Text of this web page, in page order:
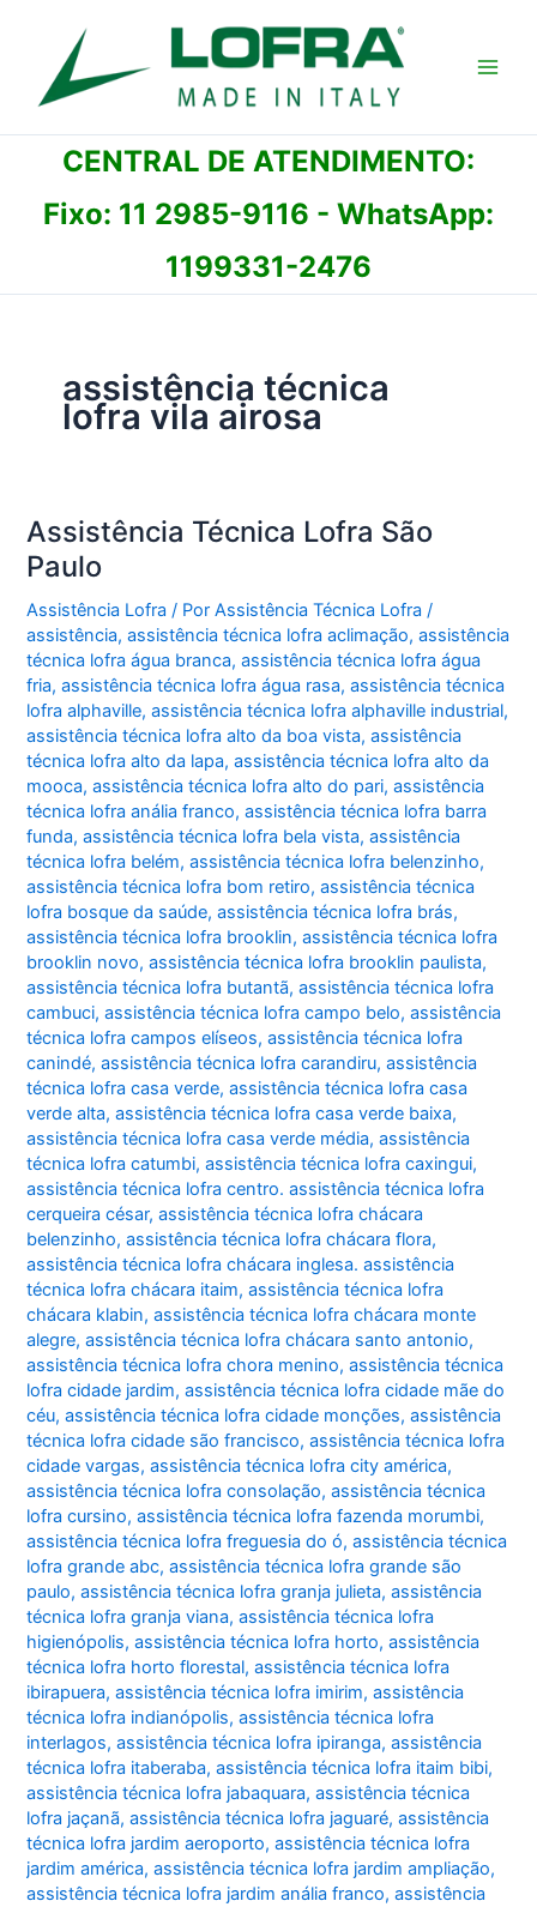
conteúdo
CENTRAL DE ATENDIMENTO:
Fixo: 11 2985-9116 - WhatsApp:
1199331-2476
assistência técnica
lofra vila airosa
Assistência Técnica Lofra São
Paulo
Assistência Lofra / PorAssistência Técnica Lofra/
assistência,assistência técnica lofra aclimação,assistência
técnica lofra água branca,assistência técnica lofra água
fria,assistência técnica lofra água rasa,assistência técnica
lofra alphaville,assistência técnica lofra alphaville industrial,
assistência técnica lofra alto da boa vista,assistência
técnica lofra alto da lapa,assistência técnica lofra alto da
mooca,assistência técnica lofra alto do pari,assistência
técnica lofra anália franco,assistência técnica lofra barra
funda,assistência técnica lofra bela vista,assistência
técnica lofra belém,assistência técnica lofra belenzinho,
assistência técnica lofra bom retiro,assistência técnica
lofra bosque da saúde,assistência técnica lofra brás,
assistência técnica lofra brooklin,assistência técnica lofra
brooklin novo,assistência técnica lofra brooklin paulista,
assistência técnica lofra butantã,assistência técnica lofra
cambuci,assistência técnica lofra campo belo,assistência
técnica lofra campos elíseos,assistência técnica lofra
canindé,assistência técnica lofra carandiru,assistência
técnica lofra casa verde,assistência técnica lofra casa
verde alta,assistência técnica lofra casa verde baixa,
assistência técnica lofra casa verde média,assistência
técnica lofra catumbi,assistência técnica lofra caxingui,
assistência técnica lofra centro. assistência técnica lofra
cerqueira césar,assistência técnica lofra chácara
belenzinho,assistência técnica lofra chácara flora,
assistência técnica lofra chácara inglesa. assistência
técnica lofra chácara itaim,assistência técnica lofra
chácara klabin,assistência técnica lofra chácara monte
alegre,assistência técnica lofra chácara santo antonio,
assistência técnica lofra chora menino,assistência técnica
lofra cidade jardim,assistência técnica lofra cidade mãe do
céu,assistência técnica lofra cidade monções,assistência
técnica lofra cidade são francisco,assistência técnica lofra
cidade vargas,assistência técnica lofra city américa,
assistência técnica lofra consolação,assistência técnica
lofra cursino,assistência técnica lofra fazenda morumbi,
assistência técnica lofra freguesia do ó,assistência técnica
lofra grande abc,assistência técnica lofra grande são
paulo,assistência técnica lofra granja julieta,assistência
técnica lofra granja viana,assistência técnica lofra
higienópolis,assistência técnica lofra horto,assistência
técnica lofra horto florestal,assistência técnica lofra
ibirapuera,assistência técnica lofra imirim,assistência
técnica lofra indianópolis,assistência técnica lofra
interlagos,assistência técnica lofra ipiranga,assistência
técnica lofra itaberaba,assistência técnica lofra itaim bibi,
assistência técnica lofra jabaquara,assistência técnica
lofra jaçanã,assistência técnica lofra jaguaré,assistência
técnica lofra jardim aeroporto,assistência técnica lofra
jardim américa,assistência técnica lofra jardim ampliação,
assistência técnica lofra jardim anália franco,assistência